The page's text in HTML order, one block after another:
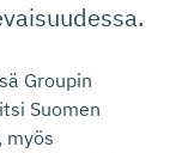
Groupin
Suomen
myös